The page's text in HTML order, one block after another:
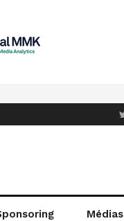
Médias